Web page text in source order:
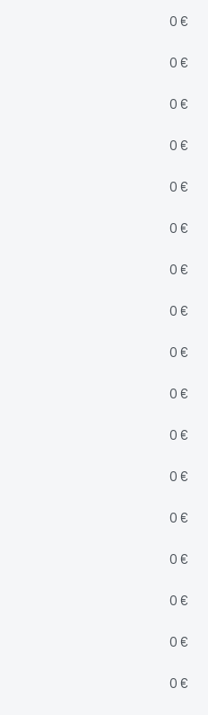
0 €
0 €
0 €
0 €
0 €
0 €
0 €
0 €
0 €
0 €
0 €
0 €
0 €
0 €
0 €
0 €
0 €